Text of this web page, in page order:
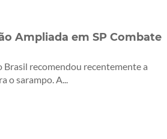
Ampliada em SP Combate
recomendou recentemente a
o sarampo. A...